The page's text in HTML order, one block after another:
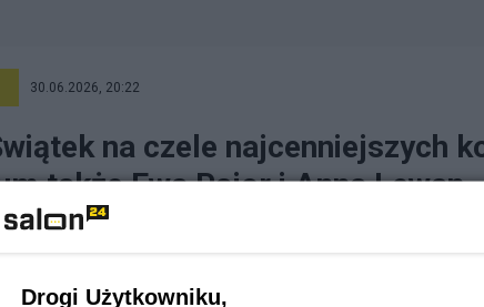
30.06.2026, 20:22
na czele najcenniejszych
także Ewa Pajor i Anna Lewan
z rzędu najcenniejszą kobiecą marką osobistą w Polsce została
jako jedynej w zestawieniu, przekroczyła miliard złotych.
Drogi Użytkowniku,